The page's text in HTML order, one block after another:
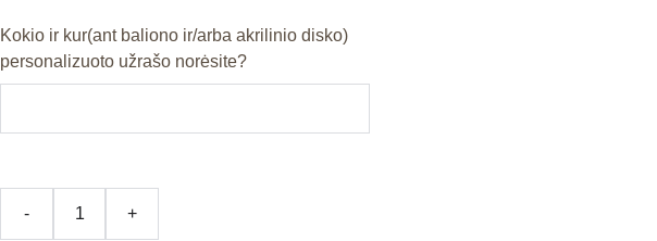
Kokio ir kur(ant baliono ir/arba akrilinio disko)
personalizuoto užrašo norėsite?
- +